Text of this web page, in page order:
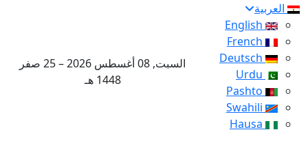
العربية
السبت, 08 أغسطس 2026 – 25 صفر
1448 هـ